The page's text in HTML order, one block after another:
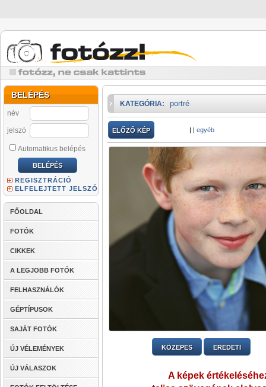
BELÉPÉS
név
jelszó
Automatikus belépés
REGISZTRÁCIÓ
ELFELEJTETT JELSZÓ
FŐOLDAL
FOTÓK
CIKKEK
A LEGJOBB FOTÓK
FELHASZNÁLÓK
GÉPTÍPUSOK
SAJÁT FOTÓK
ÚJ VÉLEMÉNYEK
ÚJ VÁLASZOK
KATEGÓRIA: portré
ELŐZŐ KÉP | | egyéb
KÖZEPES EREDETI
A képek